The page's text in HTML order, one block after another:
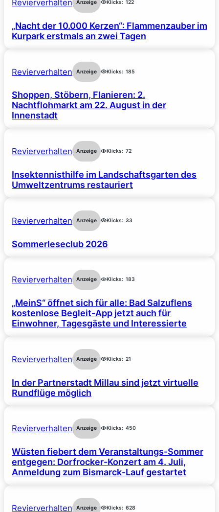
Revierverhalten Anzeige Klicks: 122
„Nacht der 10.000 Kerzen“: Flammenzauber im
Kurpark erstmals an zwei Tagen
Revierverhalten Anzeige Klicks: 185
Shoppen, Stöbern, Flanieren: 2.
Nachtflohmarkt am 22. August in der
Innenstadt
Revierverhalten Anzeige Klicks: 72
Insektennisthilfe im Landschaftsgarten des
Umweltzentrums restauriert
Revierverhalten Anzeige Klicks: 33
Sommerleseclub 2026
Revierverhalten Anzeige Klicks: 183
„MeinS“ öffnet sich für alle: Bad Salzuflens
kostenlose Begleit-App jetzt auch für
Einwohner, Tagesgäste und Interessierte
Revierverhalten Anzeige Klicks: 21
In der Partnerstadt Millau sind jetzt virtuelle
Rundflüge möglich
Revierverhalten Anzeige Klicks: 450
Wüsten fiebert dem Veranstaltungs-Sommer
entgegen: Dorfrocker-Konzert am 4. Juli,
Anmeldung zum Bismarck-Lauf gestartet
Revierverhalten Anzeige Klicks: 628